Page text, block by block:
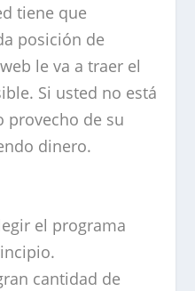
tiene que
posición de
le va a traer el
Si usted no está
provecho de su
dinero.
el programa
cantidad de